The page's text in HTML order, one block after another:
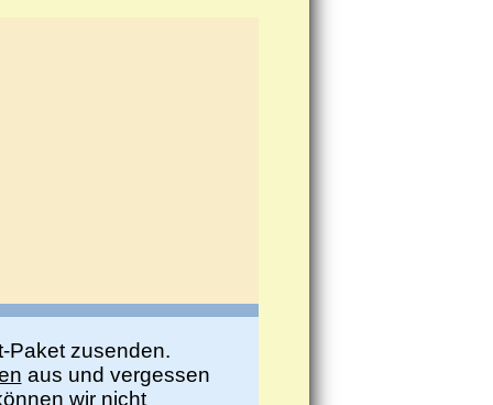
Paket zusenden.
aus und vergessen
wir nicht